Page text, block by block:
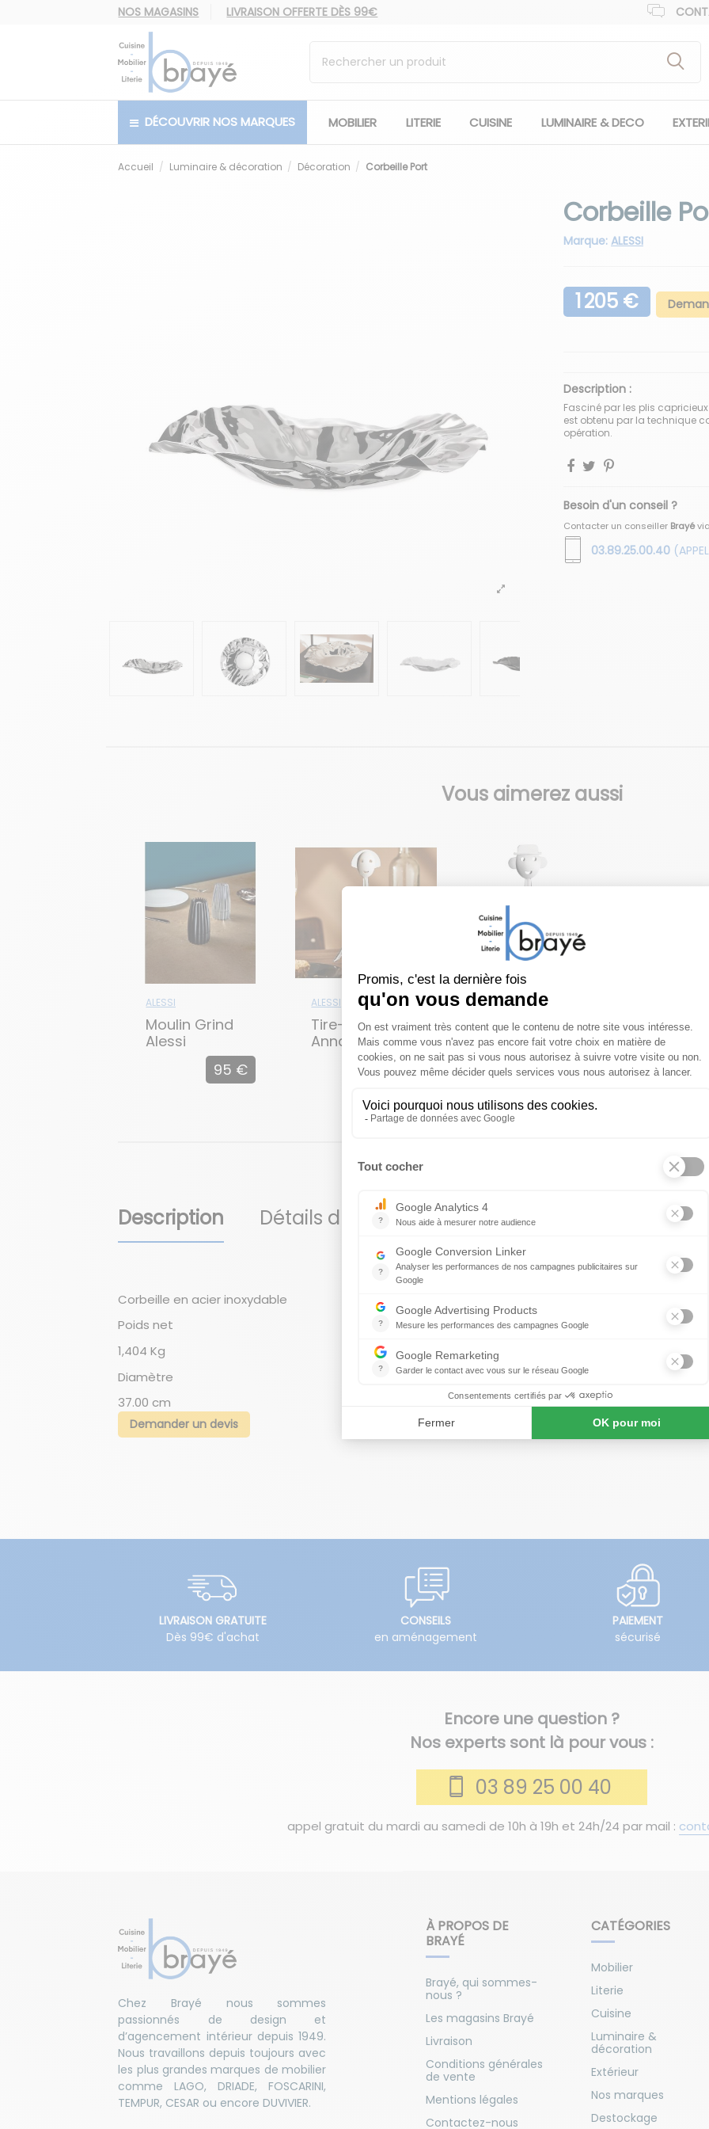
NOS MAGASINS LIVRAISON OFFERTE DÈS 99€
DÉCOUVRIR NOS MARQUES MOBILIER LITERIE CUISINE LUMINAIRE & DECO
Accueil Luminaire & décoration Décoration Corbeille Port
Corbeille
Marque: ALESSI
1 205 €
Description :
Fasciné par les plis
est obtenu par la technique
opération.
Besoin d'un conseil ?
Contacter un conseiller Brayé
03.89.25.00.40
Vous aimerez aussi
ALESSI
Moulin Grind
Alessi
95 €
ALESSI
Tire-bouchon
Anna
55 €
ALESSI
Tire-bouchon
Alessandro
49 €
Plateau
Foix
Description Détails du produit À propos de ALESSI
Corbeille en acier inoxydable
Poids net
1,404 Kg
Diamètre
37.00 cm
Demander un devis
Encore une question ?
Nos experts sont là pour vous :
03 89 25 00 40
appel gratuit du mardi au samedi de 10h à 19h et 24h/24 par mail :
LIVRAISON GRATUITE
Dès 99€ d'achat
CONSEILS
en aménagement
PAIEMENT
sécurisé
À PROPOS DE
BRAYÉ
Brayé, qui sommes-
nous ?
Les magasins Brayé
Livraison
Conditions générales
de vente
Mentions légales
Contactez-nous
CATÉGORIES
Mobilier
Literie
Cuisine
Luminaire &
décoration
Extérieur
Nos marques
Destockage
Chez Brayé nous sommes
passionnés de design et
d’agencement intérieur depuis 1949.
Nous travaillons depuis toujours avec
les plus grandes marques de mobilier
comme LAGO, DRIADE, FOSCARINI,
TEMPUR, CESAR ou encore DUVIVIER.